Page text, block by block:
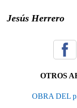
Jesús Herrero
OTROS
OBRA DEL